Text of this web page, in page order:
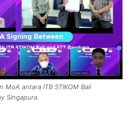
MoA antara ITB STIKOM Bali
Singapura.